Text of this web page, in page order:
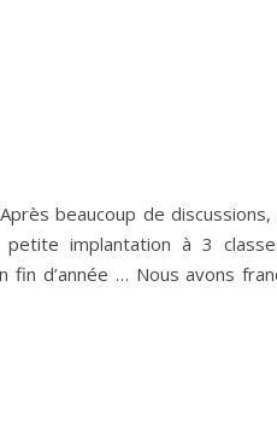
beaucoup de discussions,
petite implantation à 3
d’année … Nous avons